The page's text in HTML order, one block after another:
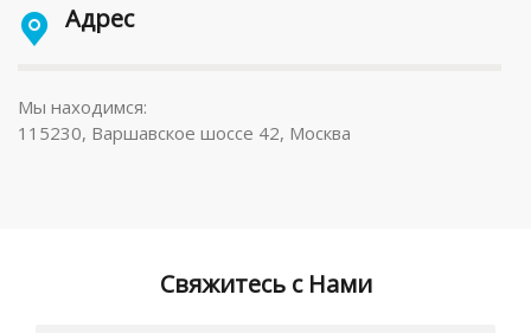
Адрес
Мы находимся:
115230, Варшавское шоссе 42, Москва
Свяжитесь с Нами